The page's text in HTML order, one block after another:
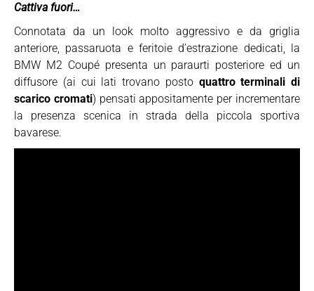
Cattiva fuori…
Connotata da un look molto aggressivo e da griglia
anteriore, passaruota e feritoie d’estrazione dedicati, la
BMW M2 Coupé presenta un paraurti posteriore ed un
diffusore (ai cui lati trovano posto quattro terminali di
scarico cromati) pensati appositamente per incrementare
la presenza scenica in strada della piccola sportiva
bavarese.